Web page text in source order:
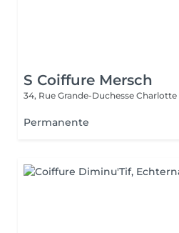
S Coiffure Mersch
34, Rue Grande-Duchesse Charlotte
Permanente